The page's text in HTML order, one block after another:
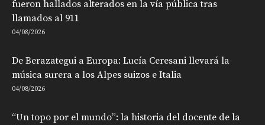
fueron hallados alterados en la vía pública tras
llamados al 911
04/08/2026
De Berazategui a Europa: Lucía Ceresani llevará la
música surera a los Alpes suizos e Italia
04/08/2026
“Un topo por el mundo”: la historia del docente de la